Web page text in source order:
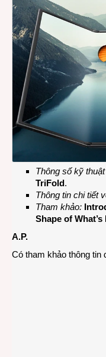
Thông số kỹ
TriFold.
Thông tin chi tiết
Tham khảo:
Shape of
A.P.
Có tham khảo thông tin